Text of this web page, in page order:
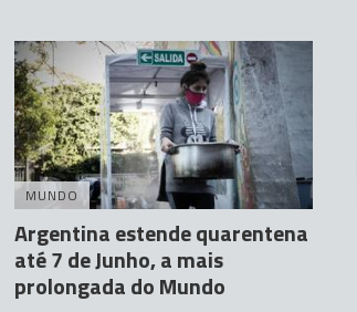
MUNDO
Argentina estende quarentena
até 7 de Junho, a mais
prolongada do Mundo